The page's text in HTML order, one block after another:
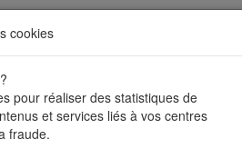
cookies
pour réaliser des statistiques de
et services liés à vos centres
fraude.